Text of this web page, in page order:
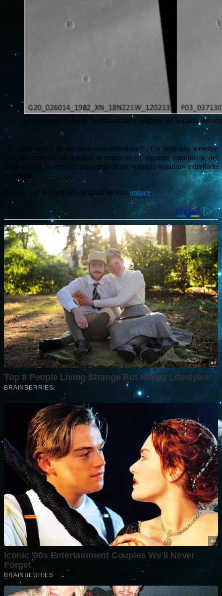
Una comparación de la zona antes y después de la caída del
¿Se trata acaso de un meteorito estrellado? ¿Un vehículo terrestre
que no cumplió su misión? o como dicen algunos estudiosos del
tema OVNI, se trata de los restos de un «platillo volador» estrellado
Pueden ver la fotografía original en este enlace.